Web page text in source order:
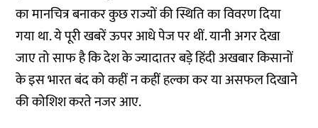
का मानचित्र बनाकर कुछ राज्यों की स्थिति का विवरण दिया
गया था. ये पूरी खबरें ऊपर आधे पेज पर थीं. यानी अगर देखा
जाए तो साफ है कि देश के ज्यादातर बड़े हिंदी अखबार किसानों
के इस भारत बंद को कहीं न कहीं हल्का कर या असफल दिखाने
की कोशिश करते नजर आए.